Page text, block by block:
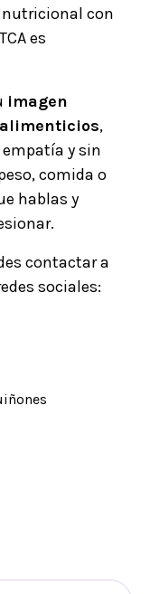
nutricional con
es
imagen
,
y sin
comida o
hablas y
contactar a
sociales: